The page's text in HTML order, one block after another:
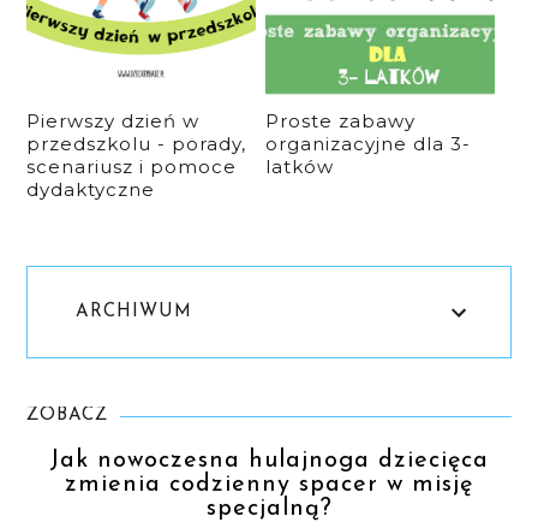
Pierwszy dzień w
przedszkolu - porady,
scenariusz i pomoce
dydaktyczne
Proste zabawy
organizacyjne dla 3-
latków
ARCHIWUM
ZOBACZ
Jak nowoczesna hulajnoga dziecięca
zmienia codzienny spacer w misję
specjalną?